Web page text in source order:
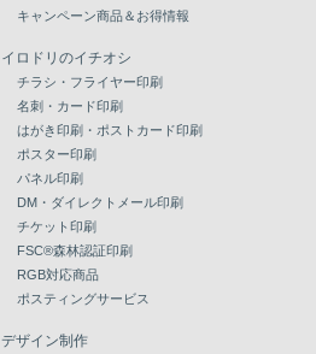
キャンペーン商品＆お得情報
イロドリのイチオシ
チラシ・フライヤー印刷
名刺・カード印刷
はがき印刷・ポストカード印刷
ポスター印刷
パネル印刷
DM・ダイレクトメール印刷
チケット印刷
FSC®森林認証印刷
RGB対応商品
ポスティングサービス
デザイン制作